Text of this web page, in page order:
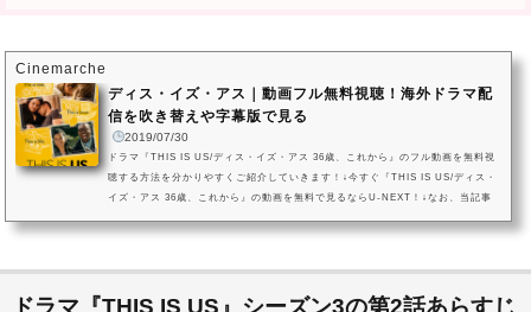
Cinemarche
ディス・イズ・アス｜動画フル無料視聴！海外ドラマ配
信を吹き替えや字幕版で見る
2019/07/30
ドラマ『THIS IS US/ディス・イズ・アス 36歳、これから』のフル動画を無料視
聴する方法を分かりやすくご紹介していきます！↓今すぐ『THIS IS US/ディス・
イズ・アス 36歳、これから』の動画を無料で見るならU-NEXT！↓なお、当記事
ドラマ『THIS IS US』シーズン3の第2話あらすじ